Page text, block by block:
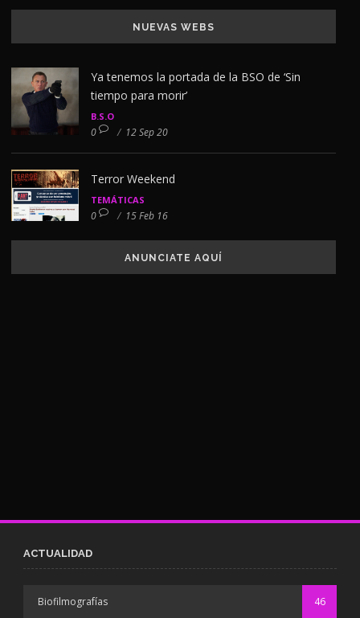
NUEVAS WEBS
Ya tenemos la portada de la BSO de ‘Sin
tiempo para morir’
B.S.O
0 / 12 Sep 20
Terror Weekend
TEMÁTICAS
0 / 15 Feb 16
ANUNCIATE AQUÍ
ACTUALIDAD
Biofilmografías 46